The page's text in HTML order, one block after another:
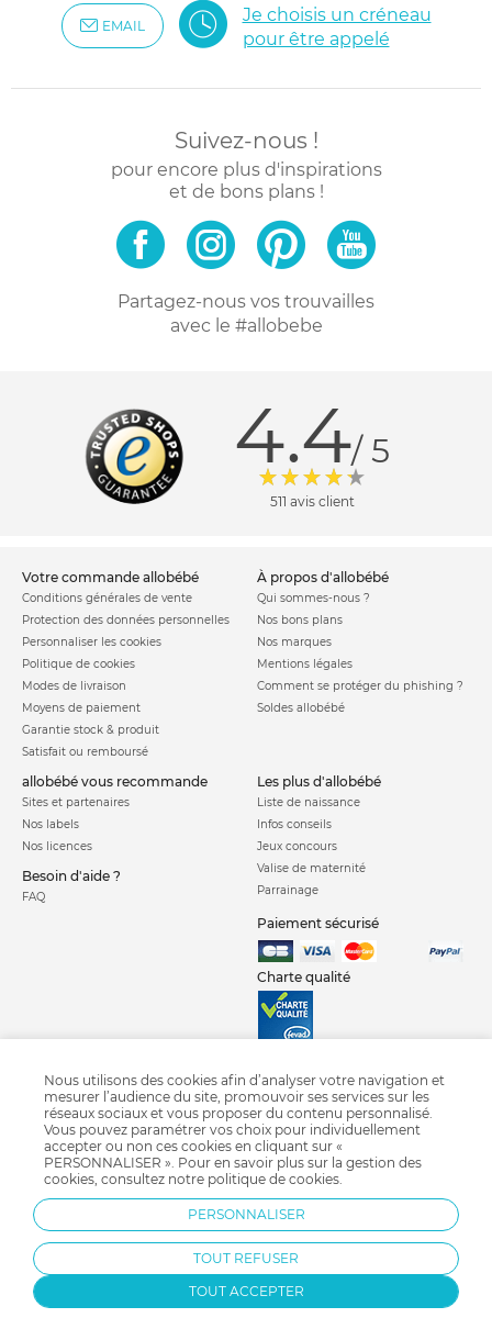
EMAIL
Je choisis un créneau
pour être appelé
Suivez-nous !
pour encore plus d'inspirations
et de bons plans !
Partagez-nous vos trouvailles
avec le #allobebe
4.4/ 5
511 avis client
votre commande allobébé
Conditions générales de vente
Protection des données personnelles
Personnaliser les cookies
Politique de cookies
Modes de livraison
Moyens de paiement
Garantie stock & produit
Satisfait ou remboursé
à propos d'allobébé
Qui sommes-nous ?
Nos bons plans
Nos marques
Mentions légales
Comment se protéger du phishing ?
Soldes allobébé
allobébé vous recommande
Sites et partenaires
Nos labels
Nos licences
Besoin d'aide ?
FAQ
les plus d'allobébé
Liste de naissance
Infos conseils
Jeux concours
Valise de maternité
Parrainage
Paiement sécurisé
Charte qualité
Siege auto isofix Siege auto groupe 1 2 3
Siege auto groupe 1
Siege auto groupe 2 3
Siege auto groupe 0 1
Siege auto coque groupe 0
Siège auto i-size
Crash test siège auto 2018
Siège auto pivotant
Siège auto Bébé confort
Siège auto Britax
Protection par reCAPTCHA
Nous utilisons des cookies afin d’analyser votre navigation et
mesurer l’audience du site, promouvoir ses services sur les
réseaux sociaux et vous proposer du contenu personnalisé.
Vous pouvez paramétrer vos choix pour individuellement
accepter ou non ces cookies en cliquant sur «
PERSONNALISER ». Pour en savoir plus sur la gestion des
cookies, consultez notre politique de cookies.
PERSONNALISER
TOUT REFUSER
TOUT ACCEPTER